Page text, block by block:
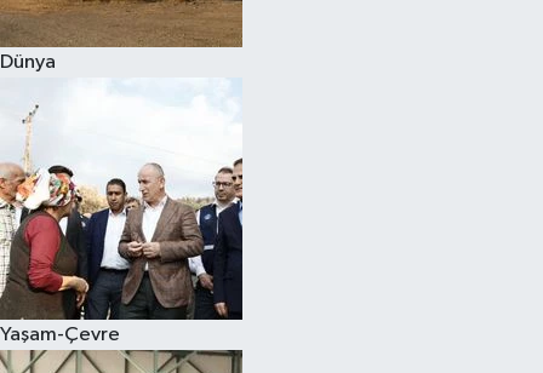
Dünya
Yaşam-Çevre
Kadın
Kültür Sanat
Sağlık
Siyaset
Teknoloji